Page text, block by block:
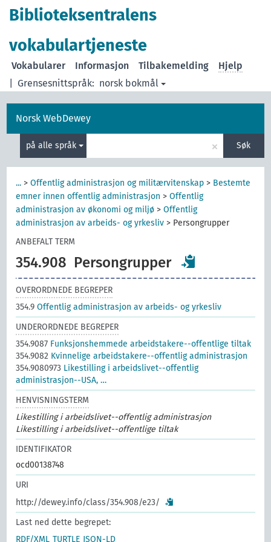
Biblioteksentralens
vokabulartjeneste
Grensesnittspråk: norsk bokmål
Vokabularer Informasjon Tilbakemelding Hjelp
Norsk WebDewey
på alle språk × Søk
... >Offentlig administrasjon og militærvitenskap > Bestemte
emner innen offentlig administrasjon >Offentlig
administrasjon av økonomi og miljø >Offentlig
administrasjon av arbeids- og yrkesliv > Persongrupper
ANBEFALT TERM
354.908 Persongrupper
OVERORDNEDE BEGREPER
354.9Offentlig administrasjon av arbeids- og yrkesliv
UNDERORDNEDE BEGREPER
354.9087 Funksjonshemmede arbeidstakere--offentlige tiltak
354.9082 Kvinnelige arbeidstakere--offentlig administrasjon
354.9080973 Likestilling i arbeidslivet--offentlig
administrasjon--USA, …
HENVISNINGSTERM
Likestilling i arbeidslivet--offentlig administrasjon
Likestilling i arbeidslivet--offentlige tiltak
IDENTIFIKATOR
ocd00138748
URI
http://dewey.info/class/354.908/e23/
Last ned dette begrepet:
RDF/XML TURTLE JSON-LD